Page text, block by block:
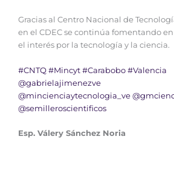
Gracias al Centro Nacional de
en el CDEC se continúa fomentando
el interés por la tecnología y la ciencia.
#CNTQ #Mincyt #Carabobo #Valencia
@gabrielajimenezve
@mincienciaytecnologia_ve
@semilleroscientificos
Esp. Válery Sánchez Noria